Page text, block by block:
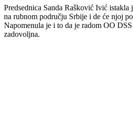
Predsednica Sanda Rašković Ivić istakla
na rubnom području Srbije i de će njoj
Napomenula je i to da je radom OO
zadovoljna.